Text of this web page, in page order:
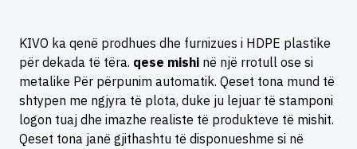
KIVO ka qenë prodhues dhe furnizues i HDPE plastike
për dekada të tëra. qese mishi në një rrotull ose si
metalike Për përpunim automatik. Qeset tona mund të
shtypen me ngjyra të plota, duke ju lejuar të stamponi
logon tuaj dhe imazhe realiste të produkteve të mishit.
Qeset tona janë gjithashtu të disponueshme si në